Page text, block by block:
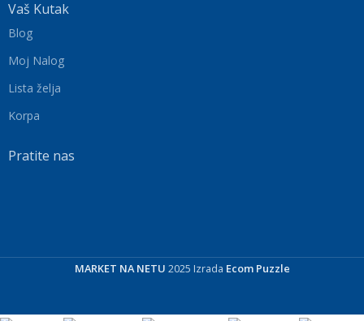
Vaš Kutak
Blog
Moj Nalog
Lista želja
Korpa
Pratite nas
MARKET NA NETU 2025 Izrada Ecom Puzzle